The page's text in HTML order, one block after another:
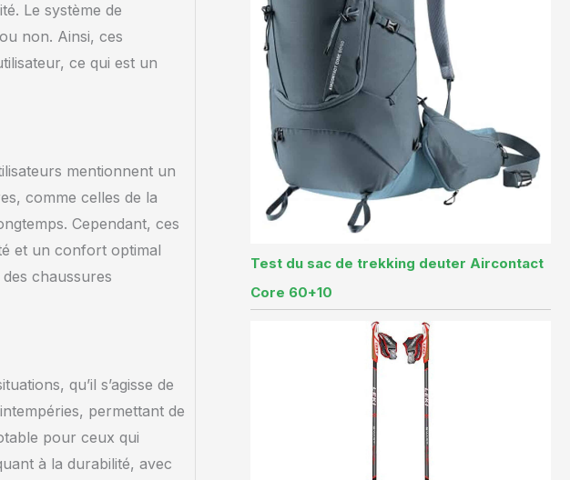
Le système de
non. Ainsi, ces
ce qui est un
mentionnent un
comme celles de la
Cependant, ces
et un confort optimal
chaussures
qu’il s’agisse de
permettant de
pour ceux qui
à la durabilité, avec
Test du sac de trekking deuter Aircontact
Core 60+10